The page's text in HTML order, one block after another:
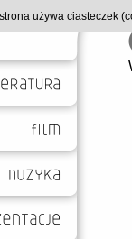
używa ciasteczek